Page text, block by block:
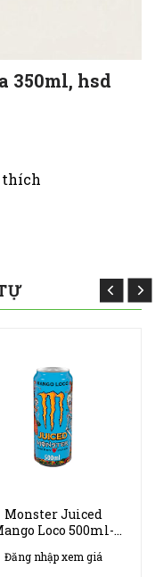
350ml, hsd
thích
Monster Juiced
Loco 500ml-
Đăng nhập xem giá